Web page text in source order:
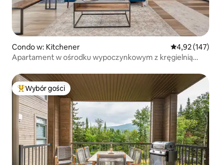
Condo w: Kitchener Średnia
4,92 (147)
Apartament w ośrodku wypoczynkowym z kręgielnią
Najpopularniejsze z kategorii Wybór gości
Wybór gości